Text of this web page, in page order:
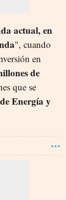
actual, en
", cuando
en
de
que se
Energía y